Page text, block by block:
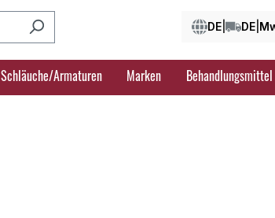
DE DE
Schläuche/Armaturen Marken Behandlungsmittel